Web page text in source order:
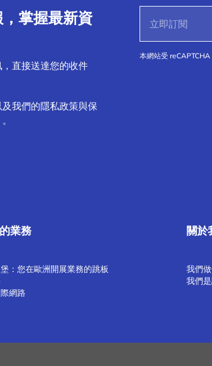
掌握最新資
直接送達您的收件
我們的隱私政策與保
本網站受
業務
：您在歐洲開展業務的跳板
網路
關於
我們
我們